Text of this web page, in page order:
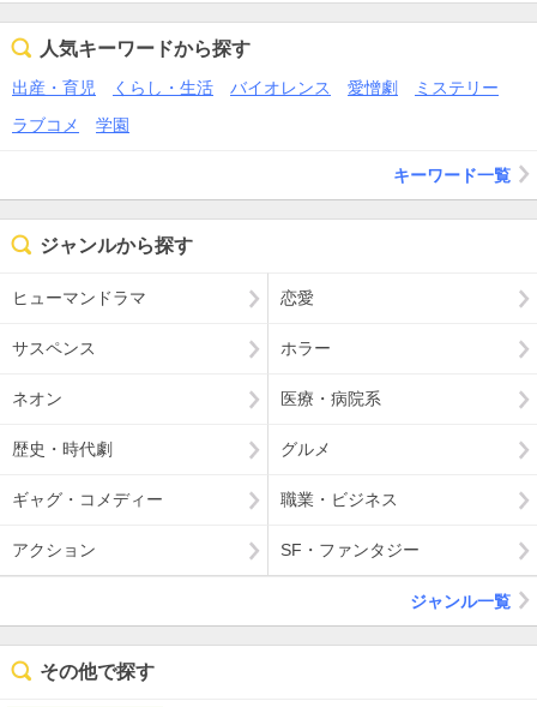
人気キーワードから探す
出産・育児 くらし・生活 バイオレンス 愛憎劇
ミステリー
ラブコメ
学園
キーワード一覧
ジャンルから探す
ヒューマンドラマ 恋愛
サスペンス ホラー
ネオン 医療・病院系
歴史・時代劇 グルメ
ギャグ・コメディー 職業・ビジネス
アクション SF・ファンタジー
ジャンル一覧
その他で探す